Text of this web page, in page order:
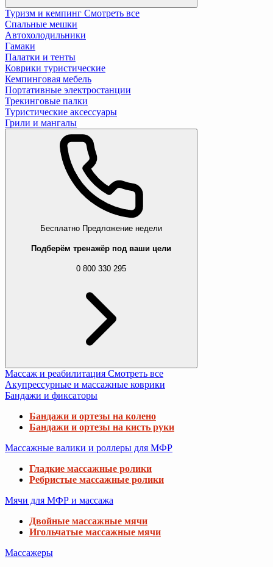
Туризм и кемпинг Смотреть все
Спальные мешки
Автохолодильники
Гамаки
Палатки и тенты
Коврики туристические
Кемпинговая мебель
Портативные электростанции
Трекинговые палки
Туристические аксессуары
Грили и мангалы
Бесплатно Предложение недели
Подберём тренажёр под ваши цели
0 800 330 295
Массаж и реабилитация Смотреть все
Акупрессурные и массажные коврики
Бандажи и фиксаторы
Бандажи и ортезы на колено
Бандажи и ортезы на кисть руки
Массажные валики и роллеры для МФР
Гладкие массажные ролики
Ребристые массажные ролики
Мячи для МФР и массажа
Двойные массажные мячи
Игольчатые массажные мячи
Массажеры